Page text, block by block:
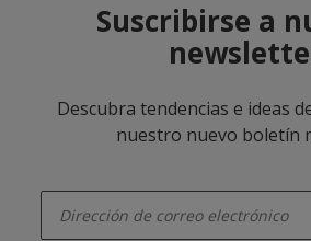
Suscribirse a
Descubra tendencias e ideas
nuestro nuevo boletín